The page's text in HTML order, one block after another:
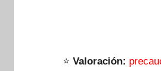
⭐ Valoración: